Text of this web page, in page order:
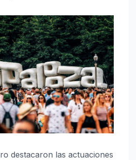
destacaron las actuaciones